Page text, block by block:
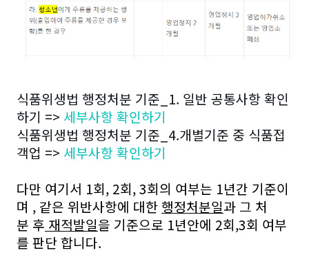
식품위생법 행정처분 기준_1. 일반 공통사항 확인
하기 => 세부사항 확인하기
식품위생법 행정처분 기준_4.개별기준 중 식품접
객업 => 세부사항 확인하기
다만 여기서 1회, 2회, 3회의 여부는 1년간 기준이
며 , 같은 위반사항에 대한행정처분일과 그 처
분 후 재적발일을 기준으로 1년안에 2회,3회 여부
를 판단 합니다.